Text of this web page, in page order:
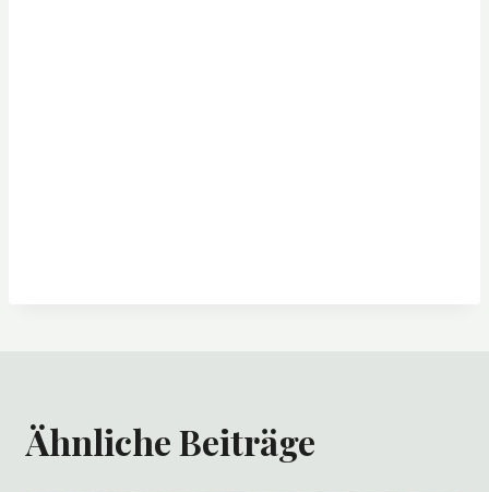
Ähnliche Beiträge